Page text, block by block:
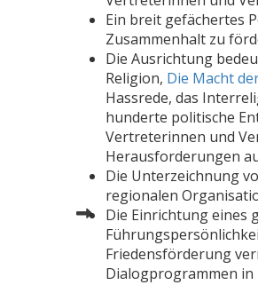
Ein breit gefächertes
Zusammenhalt zu
Die Ausrichtung
Religion, Die Macht
Hassrede, das
hunderte politische
Vertreterinnen und
Herausforderungen
Die Unterzeichnung
regionalen
Die Einrichtung eines
Friedensförderung
Dialogprogrammen in